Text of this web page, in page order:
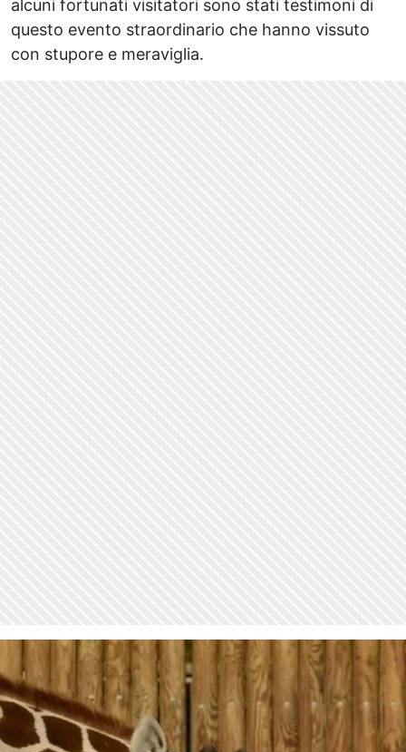
alcuni fortunati visitatori sono stati testimoni di
questo evento straordinario che hanno vissuto
con stupore e meraviglia.